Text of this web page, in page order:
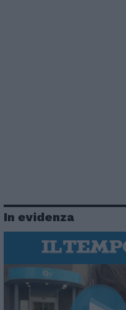
In evidenza